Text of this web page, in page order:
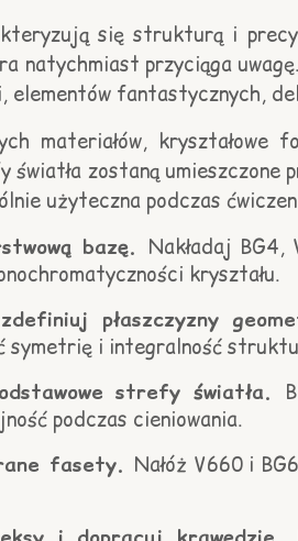
się strukturą i
natychmiast przyciąga
fantastycznych,
materiałów,
światła zostaną
użyteczna podczas
bazę. Nakładaj
kryształu.
płaszczyzny
symetrię i integralność
strefy światła.
podczas cieniowania.
fasety. Nałóż V660 i